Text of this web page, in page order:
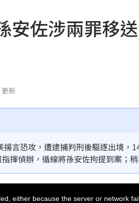
說了
萬交保 23:26
風雨時程曝
客正面迎煞
20萬元懸賞
1驚人紀錄
澄清湖首勝 23:15
安佐涉兩罪移
更新
言恐攻，遭逮捕判刑後驅逐出境，
揮偵辦，循線將孫安佐拘提到案；
嫌移送法辦，孫安佐面對媒體詢問
either because the server or network